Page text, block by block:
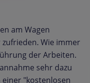
am Wagen
Wie immer
der Arbeiten.
sehr dazu
einer "kostenlosen